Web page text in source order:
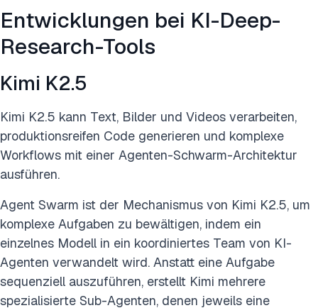
Entwicklungen bei KI-Deep-
Research-Tools
Kimi K2.5
Kimi K2.5 kann Text, Bilder und Videos verarbeiten,
produktionsreifen Code generieren und komplexe
Workflows mit einer Agenten-Schwarm-Architektur
ausführen.
Agent Swarm ist der Mechanismus von Kimi K2.5, um
komplexe Aufgaben zu bewältigen, indem ein
einzelnes Modell in ein koordiniertes Team von KI-
Agenten verwandelt wird. Anstatt eine Aufgabe
sequenziell auszuführen, erstellt Kimi mehrere
spezialisierte Sub-Agenten, denen jeweils eine